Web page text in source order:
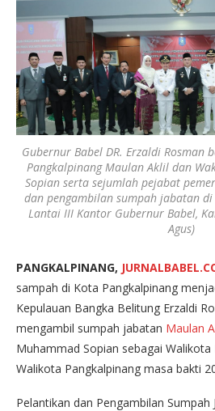
Gubernur Babel DR. Erzaldi Rosman
Pangkalpinang Maulan Aklil dan
Sopian serta sejumlah pejabat
dan pengambilan sumpah jabatan
Lantai III Kantor Gubernur Babel,
Agus)
PANGKALPINANG,
sampah di Kota Pangkalpinang
Kepulauan Bangka Belitung Erzaldi
mengambil sumpah jabatan Maulan
Muhammad Sopian sebagai Walikota
Walikota Pangkalpinang masa bakti
Pelantikan dan Pengambilan Sumpah